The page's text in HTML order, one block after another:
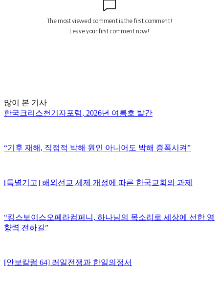
많이 본 기사
한국크리스천기자포럼, 2026년 여름호 발간
“기후 재해, 직접적 박해 원인 아니어도 박해 증폭시켜”
[특별기고] 해외선교 세제 개정에 따른 한국교회의 과제
“킹스보이스오페라컴퍼니, 하나님의 목소리로 세상에 선한 영
향력 전하길”
[안보칼럼 64] 러일전쟁과 한일의정서